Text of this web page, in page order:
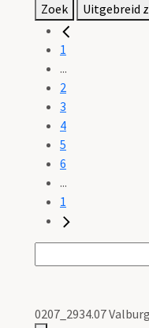
Zoek Uitgebreid
1
...
2
3
4
5
6
...
1
0207_2934.07